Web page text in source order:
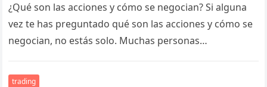
¿Qué son las acciones y cómo se negocian? Si alguna
vez te has preguntado qué son las acciones y cómo se
negocian, no estás solo. Muchas personas…
trading